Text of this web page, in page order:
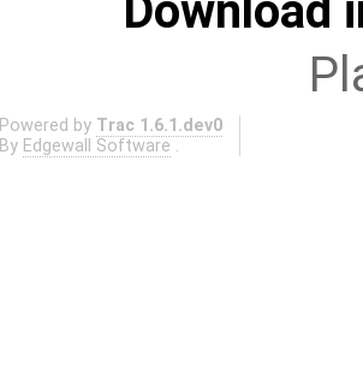
Download
Powered by Trac 1.6.1.dev0
By Edgewall Software .